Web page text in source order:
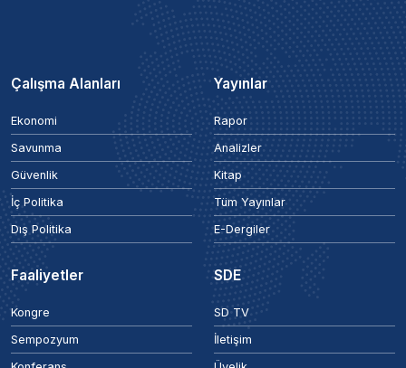
Çalışma Alanları
Ekonomi
Savunma
Güvenlik
İç Politika
Dış Politika
Yayınlar
Rapor
Analizler
Kitap
Tüm Yayınlar
E-Dergiler
Faaliyetler
Kongre
Sempozyum
SDE
SD TV
İletişim